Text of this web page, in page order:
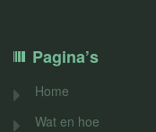
Pagina’s
Home
Wat en hoe